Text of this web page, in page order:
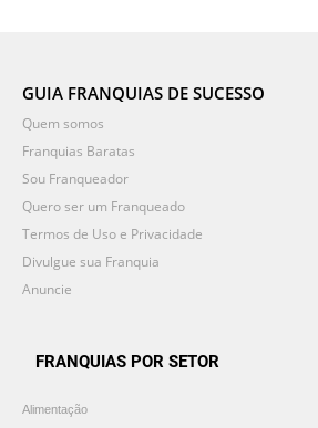
GUIA FRANQUIAS DE SUCESSO
Quem somos
Franquias Baratas
Sou Franqueador
Quero ser um Franqueado
Termos de Uso e Privacidade
Divulgue sua Franquia
Anuncie
FRANQUIAS POR SETOR
Alimentação